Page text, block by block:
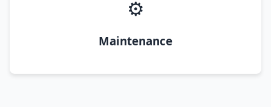
⚙️
Maintenance